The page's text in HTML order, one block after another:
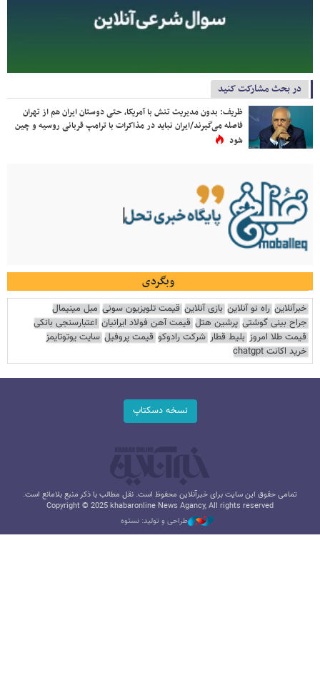
در بحث مشارکت کنید
ظریف: بدون مدیریت تنش با آمریکا، حتی دوستان ایران هم از تهران
فاصله می‌گیرند/ایران نباید در مذاکرات با ترامپ قربانی روسیه و چین
شود
وبگردی
خبرآنلاین راه نو آنلاین بازی آنلاین قیمت تلویزیون سونی مبل مینیمال
جراح بینی گوشتی پرشین هتل قیمت آهن فولاد ایرانیان اعتبارسنجی بانکی
قیمت طلا امروز بلیط قطار شرکت رادوکو قیمت پروفیل سایت یوتوتایمز
خرید اکانت chatgpt
نسخه دسکتاپ
تمامی حقوق این سایت برای خبرآنلاین محفوظ است. نقل مطالب با ذکر منبع بلامانع است.
Copyright © 2025 khabaronline News Agancy, All rights reserved
طراحی و تولید: نستوه